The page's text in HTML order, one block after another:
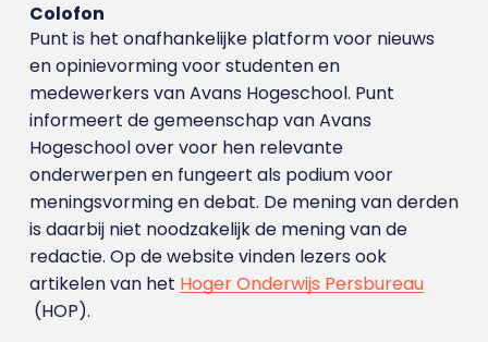
Colofon
Punt is het onafhankelijke platform voor nieuws
en opinievorming voor studenten en
medewerkers van Avans Hoge­school. Punt
informeert de gemeenschap van Avans
Hogeschool over voor hen relevante
onderwerpen en fungeert als podium voor
meningsvorming en debat. De mening van derden
is daarbij niet noodzakelijk de mening van de
redactie. Op de website vinden lezers ook
artikelen van het Hoger Onderwijs Persbureau
(HOP).